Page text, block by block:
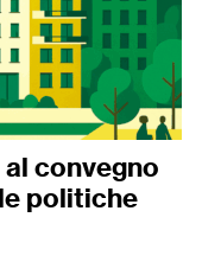
convegno
politiche